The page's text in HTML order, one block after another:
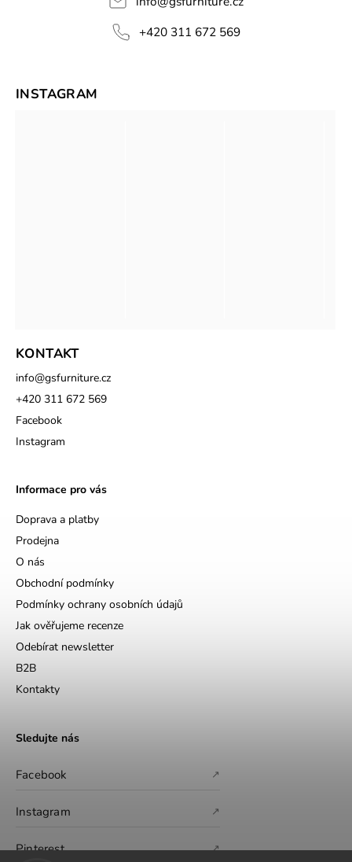
+420 311 672 569
KONTAKT
info@gsfurniture.cz
+420 311 672 569
Facebook
Instagram
Informace pro vás
Doprava a platby
Prodejna
O nás
Obchodní podmínky
Podmínky ochrany osobních údajů
Jak ověřujeme recenze
Odebírat newsletter
B2B
Kontakty
INSTAGRAM
Sledujte nás
Facebook ↗
Instagram ↗
Pinterest ↗